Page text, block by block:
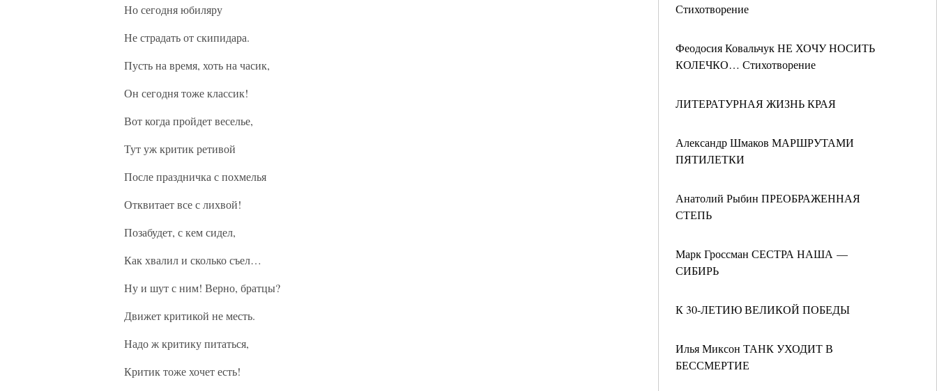
Стихотворение
Феодосия Ковальчук НЕ ХОЧУ НОСИТЬ
КОЛЕЧКО… Стихотворение
ЛИТЕРАТУРНАЯ ЖИЗНЬ КРАЯ
Александр Шмаков МАРШРУТАМИ
ПЯТИЛЕТКИ
Анатолий Рыбин ПРЕОБРАЖЕННАЯ
СТЕПЬ
Марк Гроссман СЕСТРА НАША —
СИБИРЬ
К 30-ЛЕТИЮ ВЕЛИКОЙ ПОБЕДЫ
Илья Миксон ТАНК УХОДИТ В
БЕССМЕРТИЕ
Но сегодня юбиляру
Не страдать от скипидара.
Пусть на время, хоть на часик,
Он сегодня тоже классик!
Вот когда пройдет веселье,
Тут уж критик ретивой
После праздничка с похмелья
Отквитает все с лихвой!
Позабудет, с кем сидел,
Как хвалил и сколько съел…
Ну и шут с ним! Верно, братцы?
Движет критикой не месть.
Надо ж критику питаться,
Критик тоже хочет есть!